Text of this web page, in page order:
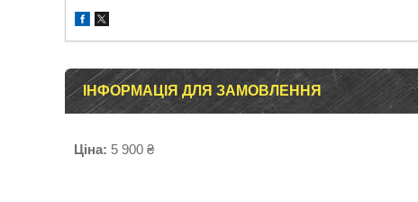
ІНФОРМАЦІЯ ДЛЯ ЗАМОВЛЕННЯ
Ціна: 5 900 ₴